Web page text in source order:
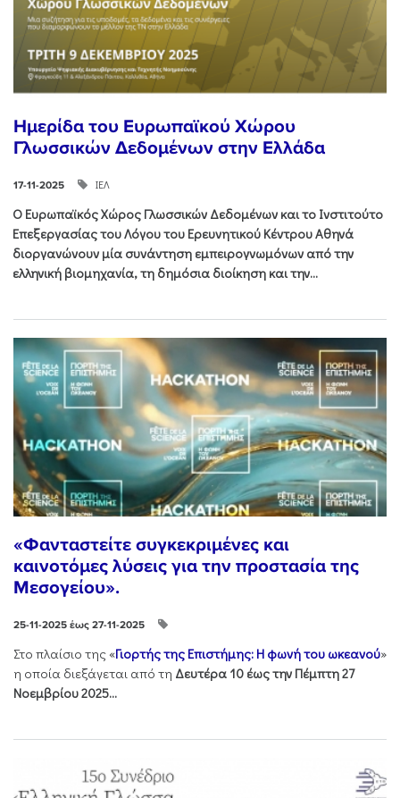
Ημερίδα του Ευρωπαϊκού Χώρου
Γλωσσικών Δεδομένων στην Ελλάδα
17-11-2025 ΙΕΛ
Ο Ευρωπαϊκός Χώρος Γλωσσικών Δεδομένων και το Ινστιτούτο
Επεξεργασίας του Λόγου του Ερευνητικού Κέντρου Αθηνά
διοργανώνουν μία συνάντηση εμπειρογνωμόνων από την
ελληνική βιομηχανία, τη δημόσια διοίκηση και την...
«Φανταστείτε συγκεκριμένες και
καινοτόμες λύσεις για την προστασία της
Μεσογείου».
25-11-2025 έως 27-11-2025
Στo πλαίσιo της «Γιορτής της Επιστήμης: Η φωνή του ωκεανού»
η οποία διεξάγεται από τη Δευτέρα 10 έως την Πέμπτη 27
Νοεμβρίου 2025...